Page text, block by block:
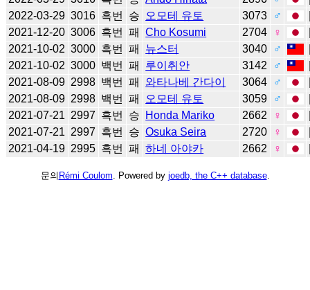
2022-03-29 3016 흑번 승 오모테 유토 3073 ♂
2021-12-20 3006 흑번 패 Cho Kosumi 2704 ♀
2021-10-02 3000 흑번 패 뉴스터 3040 ♂
2021-10-02 3000 백번 패 루이취안 3142 ♂
2021-08-09 2998 백번 패 와타나베 간다이 3064 ♂
2021-08-09 2998 백번 패 오모테 유토 3059 ♂
2021-07-21 2997 흑번 승 Honda Mariko 2662 ♀
2021-07-21 2997 흑번 승 Osuka Seira 2720 ♀
2021-04-19 2995 흑번 패 하네 아야카 2662 ♀
문의 Rémi Coulom . Powered by joedb, the C++ database.